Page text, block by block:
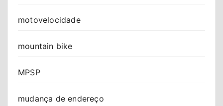
motovelocidade
mountain bike
MPSP
mudança de endereço